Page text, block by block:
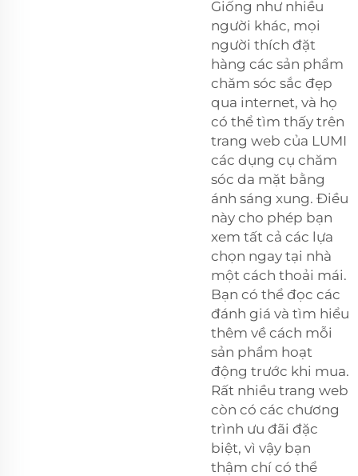
Giống như nhiều
người khác, mọi
người thích đặt
hàng các sản phẩm
chăm sóc sắc đẹp
qua internet, và họ
có thể tìm thấy trên
trang web của LUMI
các dụng cụ chăm
sóc da mặt bằng
ánh sáng xung. Điều
này cho phép bạn
xem tất cả các lựa
chọn ngay tại nhà
một cách thoải mái.
Bạn có thể đọc các
đánh giá và tìm hiểu
thêm về cách mỗi
sản phẩm hoạt
động trước khi mua.
Rất nhiều trang web
còn có các chương
trình ưu đãi đặc
biệt, vì vậy bạn
thậm chí có thể